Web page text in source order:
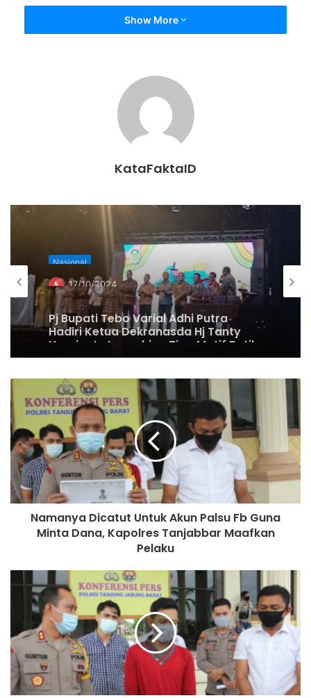
bawah angka 1. DKI Jakarta adalah salah satunya.
dalam tracking dalam tiga bulan terakhir. Untuk Sumatera
seperti Aceh, Sumatera Barat, Bangka Belitung, Kepri, dan
Riau juga angkanya sudah di bawah 1 dan trennya sudah
menurun,” kata Airlangga.
“Demikian pula di beberapa daerah di Sulawesi yaitu
Timur, Kalimantan Utara, dan Kalimantan Barat,” imbuhnya.
Untuk memastikan protokol new normal dipatuhi
masyarakat, jelas Airlangga, TNI-Polri telah dikerahkan
untuk mengawal di tempat-tempat keramaian sehingga
bisa menjaga kedisiplinan masyarakat.
“Nanti Polri dan TNI akan mengawal di tempat-tempat dan
mengkoordinasikan di tempat-tempat keramaian. Sehingga
masyarakat, sehingga tidak terjadi secondary wave. Karena
kalau terjadi secondary wave, maka kegiatan akan
dihentikan kembali dan kegiatan pun akan terganggu
kembali,” jelas Airlangga. ***
Muhamad Usman
Show More
KataFaktaID
Nasional
17/10/2024
Pj Bupati Tebo Varial Adhi Putra
Hadiri Ketua Dekranasda Hj Tanty
Harvianty Launching Tiga Motif Batik
Di Kabupaten Tebo
Namanya Dicatut Untuk Akun Palsu Fb Guna
Minta Dana, Kapolres Tanjabbar Maafkan
Pelaku